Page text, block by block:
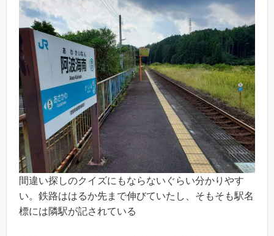
間違い探しのクイズにもならないぐらい分かりやす
い。鉄路ははるか先まで伸びていたし、そもそも駅名
標には隣駅が記されている